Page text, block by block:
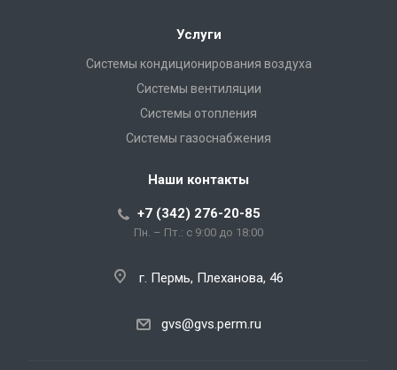
Услуги
Системы кондиционирования воздуха
Системы вентиляции
Системы отопления
Системы газоснабжения
Наши контакты
+7 (342) 276-20-85
Пн. – Пт.: с 9:00 до 18:00
г. Пермь, Плеханова, 46
gvs@gvs.perm.ru